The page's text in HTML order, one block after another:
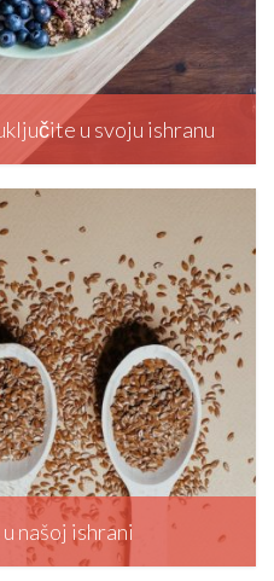
u svoju ishranu
našoj ishrani